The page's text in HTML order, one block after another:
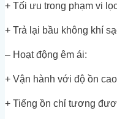
+ Tối ưu trong phạm vi
+ Trả lại bầu không khí
– Hoạt động êm ái:
+ Vận hành với độ ồn
+ Tiếng ồn chỉ tương